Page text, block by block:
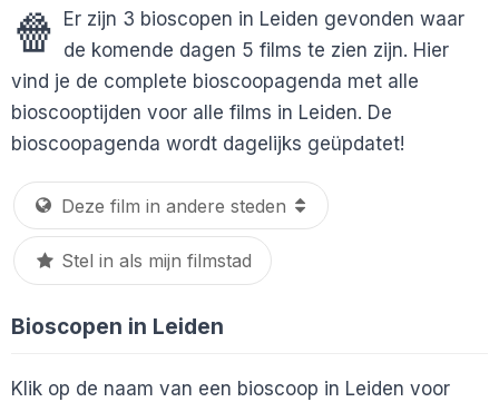
🍿 Er zijn 3 bioscopen in Leiden gevonden waar
de komende dagen 5 films te zien zijn. Hier
vind je de complete bioscoopagenda met alle
bioscooptijden voor alle films in Leiden. De
bioscoopagenda wordt dagelijks geüpdatet!
Stel in als mijn filmstad
Bioscopen in Leiden
Klik op de naam van een bioscoop in Leiden voor